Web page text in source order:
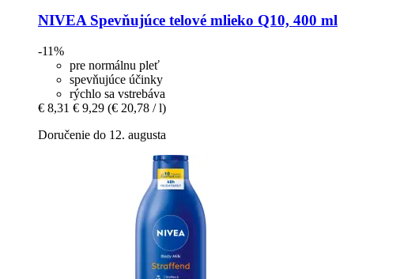
NIVEA Spevňujúce telové mlieko Q10, 400 ml
-11%
pre normálnu pleť
spevňujúce účinky
rýchlo sa vstrebáva
€ 8,31 € 9,29 (€ 20,78 / l)
Doručenie do 12. augusta